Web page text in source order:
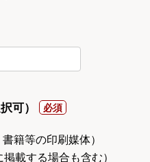
可）
籍等の印刷媒体）
載する場合も含む）